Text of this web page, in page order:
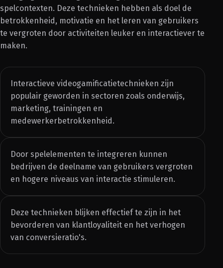
spelcontexten. Deze technieken hebben als doel de
betrokkenheid, motivatie en het leren van gebruikers
te vergroten door activiteiten leuker en interactiever te
maken.
Interactieve videogamificatietechnieken zijn
populair geworden in sectoren zoals onderwijs,
marketing, trainingen en
medewerkerbetrokkenheid.
Door spelelementen te integreren kunnen
bedrijven de deelname van gebruikers vergroten
en hogere niveaus van interactie stimuleren.
Deze technieken blijken effectief te zijn in het
bevorderen van klantloyaliteit en het verhogen
van conversieratio's.